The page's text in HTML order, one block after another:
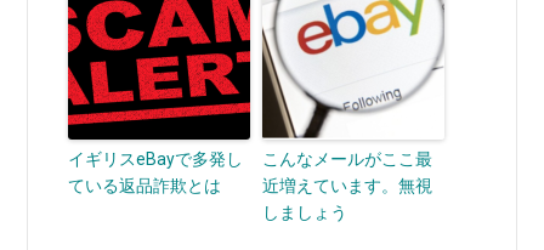
イギリスeBayで多発し
ている返品詐欺とは
こんなメールがここ最
近増えています。無視
しましょう